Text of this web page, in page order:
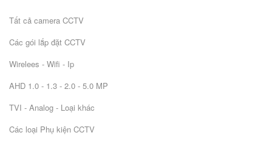
Tất cả camera CCTV
Các gói lắp đặt CCTV
Wirelees - Wifi - Ip
AHD 1.0 - 1.3 - 2.0 - 5.0 MP
TVI - Analog - Loại khác
Các loại Phụ kiện CCTV